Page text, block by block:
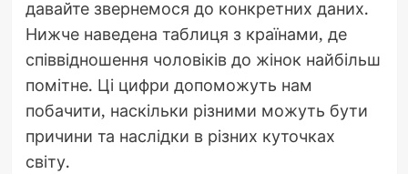
давайте звернемося до конкретних даних.
Нижче наведена таблиця з країнами, де
співвідношення чоловіків до жінок найбільш
помітне. Ці цифри допоможуть нам
побачити, наскільки різними можуть бути
причини та наслідки в різних куточках
світу.